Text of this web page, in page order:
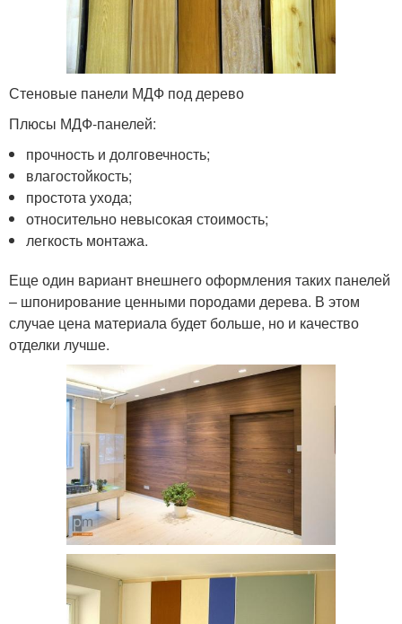
Стеновые панели МДФ под дерево
Плюсы МДФ-панелей:
прочность и долговечность;
влагостойкость;
простота ухода;
относительно невысокая стоимость;
легкость монтажа.
Еще один вариант внешнего оформления таких панелей
– шпонирование ценными породами дерева. В этом
случае цена материала будет больше, но и качество
отделки лучше.